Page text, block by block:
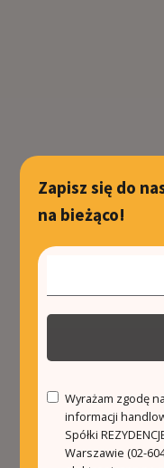
Zapisz się do
na bieżąco!
Wyrażam zgodę
informacji
Spółki
Warszawie (02-